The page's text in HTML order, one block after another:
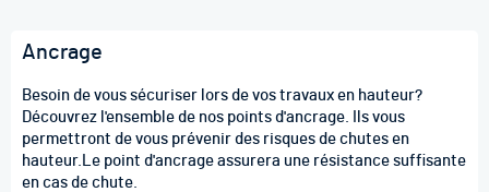
Ancrage
Besoin de vous sécuriser lors de vos travaux en hauteur?
Découvrez l'ensemble de nos points d'ancrage. Ils vous
permettront de vous prévenir des risques de chutes en
hauteur.Le point d'ancrage assurera une résistance suffisante
en cas de chute.